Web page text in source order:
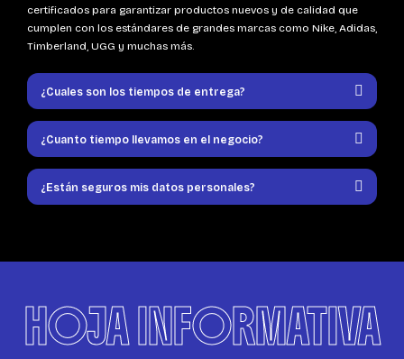
certificados para garantizar productos nuevos y de calidad que
cumplen con los estándares de grandes marcas como Nike, Adidas,
Timberland, UGG y muchas más.
¿Cuales son los tiempos de entrega?
¿Cuanto tiempo llevamos en el negocio?
¿Están seguros mis datos personales?
HOJA INFORMATIVA